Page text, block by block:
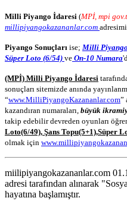
Milli Piyango İdaresi (MPİ, mpi
millipiyangokazananlar.com
Piyango Sonuçları ise; Milli Piyango
Süper Loto (6/54) ve On-10 Numara
(MPİ) Milli Piyango İdaresi
sonuçları sitemizde anında
“www.MilliPiyangoKazananlar.com”
kazandıran numaraları, büyük
takip edebilir devreden oyunları
Loto(6/49), Şans Topu(5+1),Süper
olmak için
miilipiyangokazananlar.com
adresi tarafından alınarak
hayatına başlamıştır.